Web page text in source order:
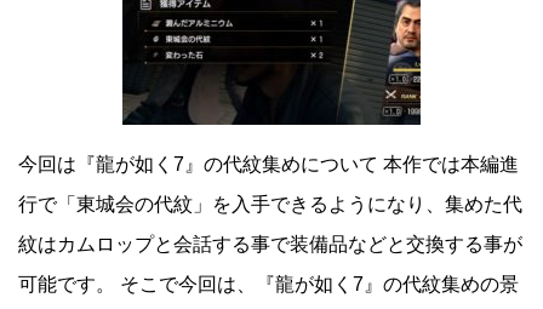
今回は『龍が如く7』の代紋集めについて 本作では本編進
行で「東城会の代紋」を入手できるようになり、集めた代
紋はカムロップと会話する事で装備品などと交換する事が
可能です。 そこで今回は、『龍が如く7』の代紋集めの景